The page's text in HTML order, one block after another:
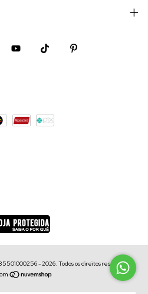
- 2026. Todos os direitos reservados.